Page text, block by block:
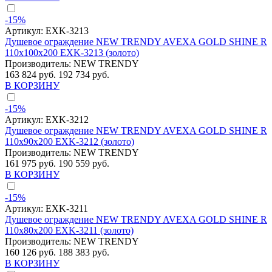
-15%
Артикул: EXK-3213
Душевое ограждение NEW TRENDY AVEXA GOLD SHINE R
110x100x200 EXK-3213 (золото)
Производитель: NEW TRENDY
163 824 руб. 192 734 руб.
В КОРЗИНУ
-15%
Артикул: EXK-3212
Душевое ограждение NEW TRENDY AVEXA GOLD SHINE R
110x90x200 EXK-3212 (золото)
Производитель: NEW TRENDY
161 975 руб. 190 559 руб.
В КОРЗИНУ
-15%
Артикул: EXK-3211
Душевое ограждение NEW TRENDY AVEXA GOLD SHINE R
110x80x200 EXK-3211 (золото)
Производитель: NEW TRENDY
160 126 руб. 188 383 руб.
В КОРЗИНУ